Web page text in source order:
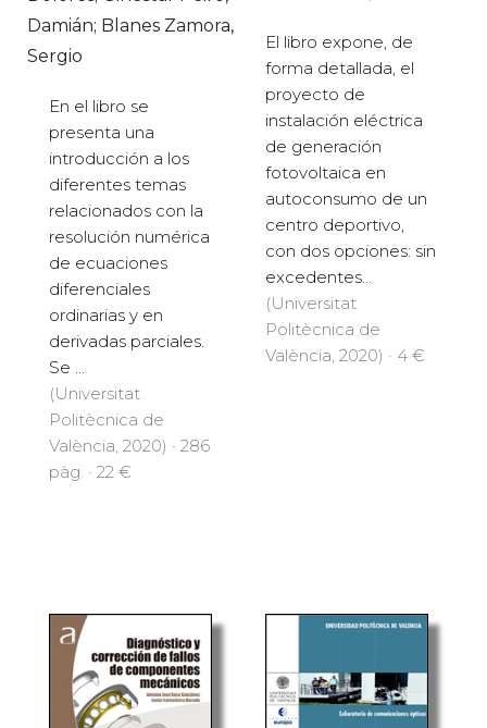
Damián; Blanes Zamora,
Sergio
En el libro se
presenta una
introducción a los
diferentes temas
relacionados con la
resolución numérica
de ecuaciones
diferenciales
ordinarias y en
derivadas parciales.
Se ...
(Universitat
Politècnica de
València, 2020) · 286
pàg. · 22 €
El libro expone, de
forma detallada, el
proyecto de
instalación eléctrica
de generación
fotovoltaica en
autoconsumo de un
centro deportivo,
con dos opciones: sin
excedentes...
(Universitat
Politècnica de
València, 2020) · 4 €